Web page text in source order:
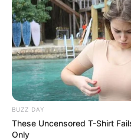
BUZZ DAY
These Uncensored T-Shirt
Only